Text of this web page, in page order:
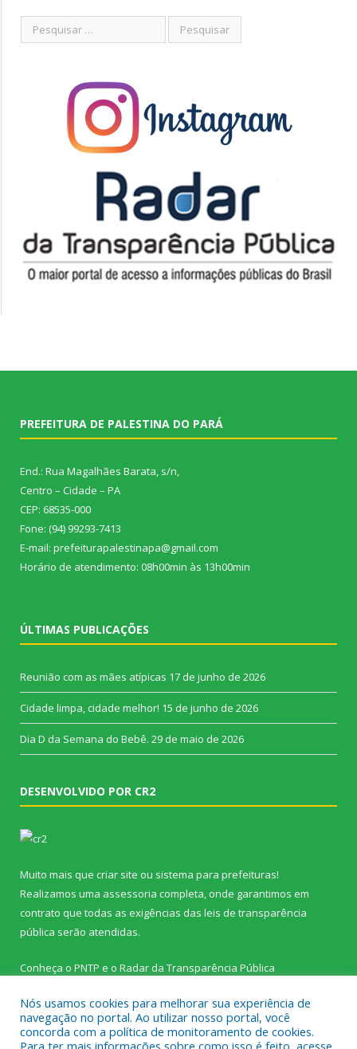
PREFEITURA DE PALESTINA DO PARÁ
End.: Rua Magalhães Barata, s/n,
Centro – Cidade – PA
CEP: 68535-000
Fone: (94) 99293-7413
E-mail: prefeiturapalestinapa@gmail.com
Horário de atendimento: 08h00min às 13h00min
ÚLTIMAS PUBLICAÇÕES
Reunião com as mães atípicas 17 de junho de 2026
Cidade limpa, cidade melhor! 15 de junho de 2026
Dia D da Semana do Bebê. 29 de maio de 2026
DESENVOLVIDO POR CR2
Muito mais que criar site ou sistema para prefeituras!
Realizamos uma assessoria completa, onde garantimos em
contrato que todas as exigências das leis de transparência
pública serão atendidas.
Conheça o PNTP e o Radar da Transparência Pública
Nós usamos cookies para melhorar sua experiência de
navegação no portal. Ao utilizar nosso portal, você
concorda com a política de monitoramento de cookies.
Para ter mais informações sobre como isso é feito, acesse